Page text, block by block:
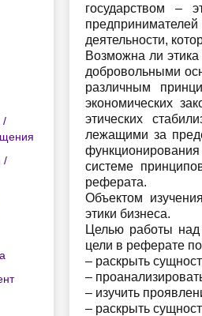
/
/
государством –
деятельности,
Возможна ли
добровольными
различным
экономических
этических
лежащими за
системе
реферата.
Объектом
этики бизнеса.
Целью работы над
цели в реферате
– раскрыть
–
– изучить
– раскрыть